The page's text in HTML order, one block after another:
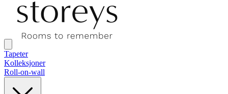
Tapeter
Kolleksjoner
Roll-on-wall